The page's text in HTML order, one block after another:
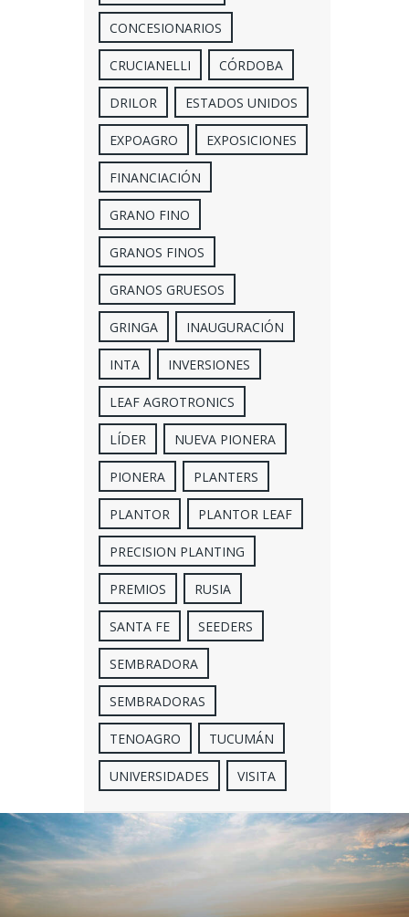
CONCESIONARIOS
CRUCIANELLI CÓRDOBA
DRILOR ESTADOS UNIDOS
EXPOAGRO EXPOSICIONES
FINANCIACIÓN
GRANO FINO
GRANOS FINOS
GRANOS GRUESOS
GRINGA INAUGURACIÓN
INTA INVERSIONES
LEAF AGROTRONICS
LÍDER NUEVA PIONERA
PIONERA PLANTERS
PLANTOR PLANTOR LEAF
PRECISION PLANTING
PREMIOS RUSIA
SANTA FE SEEDERS
SEMBRADORA
SEMBRADORAS
TENOAGRO TUCUMÁN
UNIVERSIDADES VISITA